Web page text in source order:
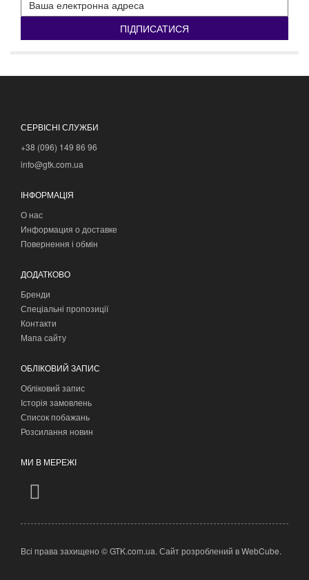
ПІДПИСАТИСЯ
СЕРВІСНІ СЛУЖБИ
+38 (096) 149 86 96
info@gtk.com.ua
ІНФОРМАЦІЯ
О нас
Информация о доставке
Повернення і обмін
ДОДАТКОВО
Бренди
Спеціальні пропозиції
Контакти
Мапа сайту
ОБЛІКОВИЙ ЗАПИС
Обліковий запис
Історія замовлень
Список побажань
Розсилання новин
МИ В МЕРЕЖІ
Всі права захищено © GTK.com.ua. Сайт розроблений вWebCube.